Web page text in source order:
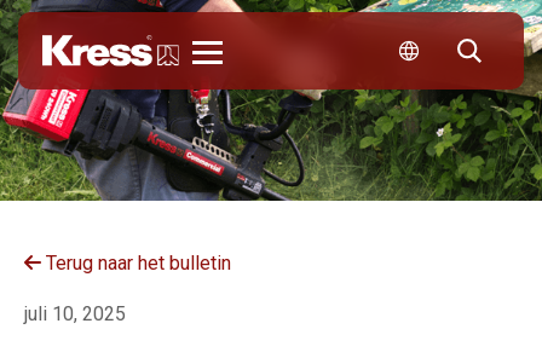
Terug naar het bulletin
juli 10, 2025